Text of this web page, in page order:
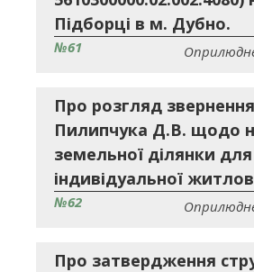
Підборці в м. Дубно.
№61
Про розгляд
Пилипчука Д.В. щодо
земельної ділянки для
індивідуальної
№62
Про затвердження